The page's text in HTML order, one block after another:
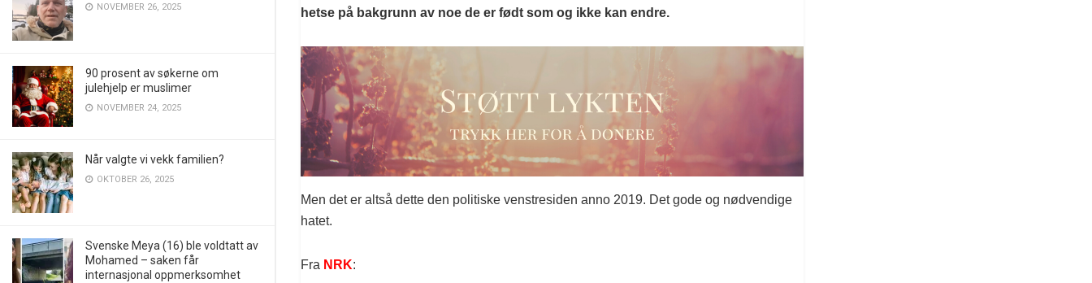
NOVEMBER 26, 2025
90 prosent av søkerne om
julehjelp er muslimer
NOVEMBER 24, 2025
Når valgte vi vekk familien?
OKTOBER 26, 2025
Svenske Meya (16) ble voldtatt av
Mohamed – saken får
internasjonal oppmerksomhet
hetse på bakgrunn av noe de er født som og ikke kan endre.
Men det er altså dette den politiske venstresiden anno 2019. Det gode og nødvendige
hatet.
Fra NRK: